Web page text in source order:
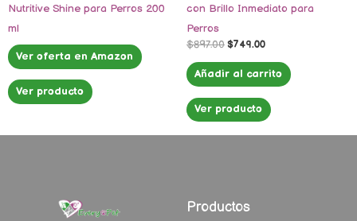
Nutritive Shine para Perros 200
ml
Ver oferta en Amazon
Ver producto
con Brillo Inmediato para
Perros
$897.00 $749.00
Añadir al carrito
Ver producto
Productos